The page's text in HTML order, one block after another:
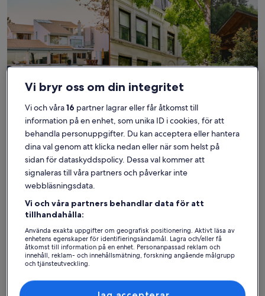
Hus Lägenhet
Hitta bästa boendet – Lidhult
Mer information om Fiskehus vid sjön Bolmen med bastu.
Vi bryr oss om din integritet
Vi och våra16 partner lagrar eller får åtkomst till
information på en enhet, som unika ID i cookies, för att
behandla personuppgifter. Du kan acceptera eller hantera
dina val genom att klicka nedan eller när som helst på
sidan för dataskyddspolicy. Dessa val kommer att
signaleras till våra partners och påverkar inte
webbläsningsdata.
Vi och våra partners behandlar data för att
tillhandahålla:
Använda exakta uppgifter om geografisk positionering. Aktivt läsa av
enhetens egenskaper för identifieringsändamål. Lagra och/eller få
åtkomst till information på en enhet. Personanpassad reklam och
innehåll, reklam- och innehållsmätning, forskning angående målgrupp
och tjänsteutveckling.